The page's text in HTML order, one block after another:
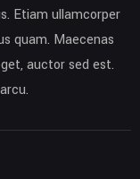
Etiam ullamcorper
quam. Maecenas
auctor sed est.